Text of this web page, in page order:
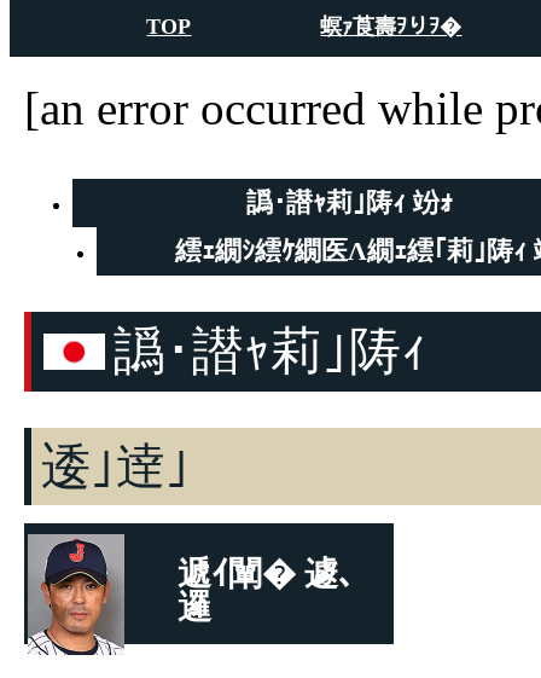
TOP 螟ｧ莨壽ｦりｦ�
[an error occurred while
譌･譛ｬ莉｣陦ｨ 竕ｫ
繧ｪ繝ｼ繧ｹ繝医Λ繝ｪ繧｢莉｣陦ｨ
譌･譛ｬ莉｣陦ｨ
逶｣逹｣
遞ｲ闡� 遽､
邏